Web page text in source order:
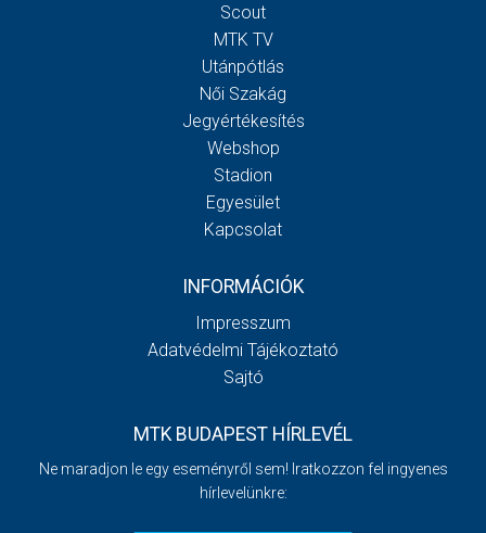
Scout
MTK TV
Utánpótlás
Női Szakág
Jegyértékesítés
Webshop
Stadion
Egyesület
Kapcsolat
INFORMÁCIÓK
Impresszum
Adatvédelmi Tájékoztató
Sajtó
MTK BUDAPEST HÍRLEVÉL
Ne maradjon le egy eseményről sem! Iratkozzon fel ingyenes
hírlevelünkre: